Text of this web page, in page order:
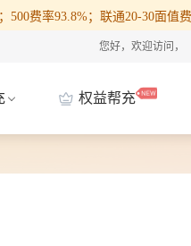
费率93.8%；联通20-30面值
您好，欢迎访问，
权益帮充